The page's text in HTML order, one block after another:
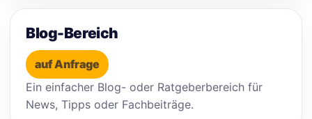
Blog-Bereich
auf Anfrage
Ein einfacher Blog- oder Ratgeberbereich für
News, Tipps oder Fachbeiträge.